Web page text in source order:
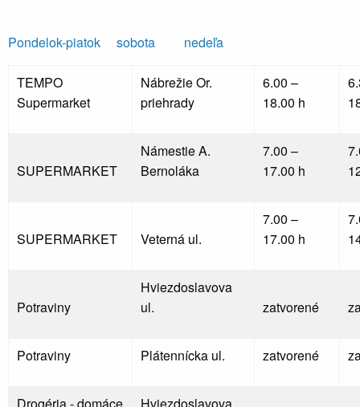
Pondelok-piatok sobota nedeľa
TEMPO
Supermarket
Nábrežie Or.
priehrady
6.00 –
18.00 h
SUPERMARKET
Námestie A.
Bernoláka
7.00 –
17.00 h
SUPERMARKET Veterná ul.
7.00 –
17.00 h
Potraviny
Hviezdoslavova
ul.
zatvorené
Potraviny Plátennícka ul. zatvorené